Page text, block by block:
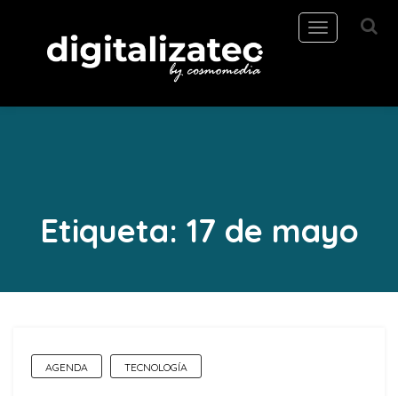
Toggle
navigation
Etiqueta: 17 de mayo
AGENDA TECNOLOGÍA